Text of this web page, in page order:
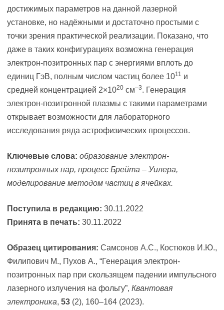
достижимых параметров на данной лазерной
установке, но надёжными и достаточно простыми с
точки зрения практической реализации. Показано, что
даже в таких конфигурациях возможна генерация
электрон-позитронных пар с энергиями вплоть до
единиц ГэВ, полным числом частиц более 1011 и
средней концентрацией 2×1020 см–3. Генерация
электрон-позитронной плазмы с такими параметрами
открывает возможности для лабораторного
исследования ряда астрофизических процессов.
Ключевые слова: образование электрон-
позитронных пар, процесс Брейта – Уилера,
моделирование методом частиц в ячейках.
Поступила в редакцию: 30.11.2022
Принята в печать: 30.11.2022
Образец цитирования: Самсонов А.С., Костюков И.Ю.,
Филипович М., Пухов А., “Генерация электрон-
позитронных пар при скользящем падении импульсного
лазерного излучения на фольгу”, Квантовая
электроника, 53 (2), 160–164 (2023).